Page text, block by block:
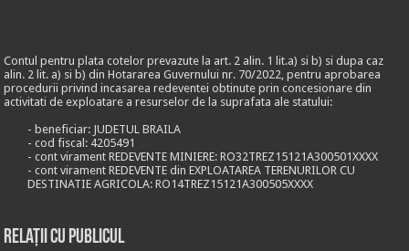
Contul pentru plata cotelor prevazute la art. 2 alin. 1 lit.a) si b) si dupa caz
alin. 2 lit. a) si b) din Hotararea Guvernului nr. 70/2022, pentru aprobarea
procedurii privind incasarea redeventei obtinute prin concesionare din
activitati de exploatare a resurselor de la suprafata ale statului:
- beneficiar: JUDETUL BRAILA
- cod fiscal: 4205491
- cont virament REDEVENTE MINIERE: RO32TREZ15121A300501XXXX
- cont virament REDEVENTE din EXPLOATAREA TERENURILOR CU
DESTINATIE AGRICOLA: RO14TREZ15121A300505XXXX
Relații cu publicul